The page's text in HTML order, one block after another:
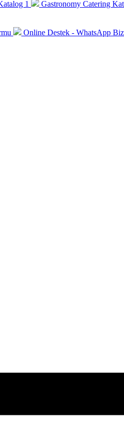
1 Gastronomy Catering
Online Destek - WhatsApp Biz